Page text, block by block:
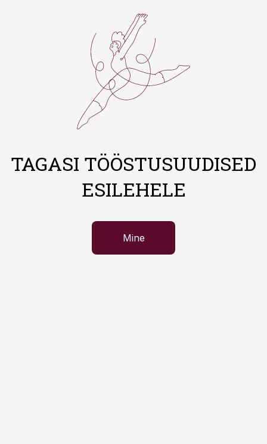
TAGASI TÖÖSTUSUUDISED
ESILEHELE
Mine